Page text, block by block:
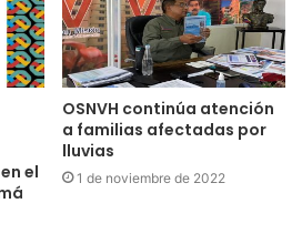
el
OSNVH continúa atención
a familias afectadas por
lluvias
1 de noviembre de 2022